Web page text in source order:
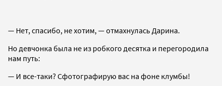
— Нет, спасибо, не хотим, — отмахнулась Дарина.
Но девчонка была не из робкого десятка и перегородила
нам путь:
— И все-таки? Сфотографирую вас на фоне клумбы!